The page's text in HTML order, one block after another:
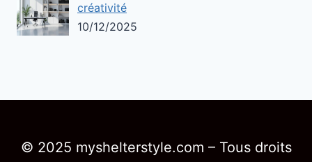
créativité
10/12/2025
© 2025 myshelterstyle.com – Tous droits